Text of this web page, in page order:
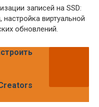
записей на SSD:
виртуальной
обновлений.